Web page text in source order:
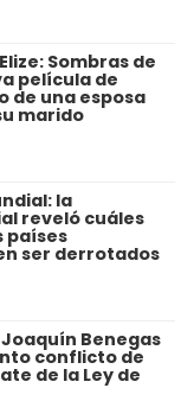
Sombras de
película de
de una esposa
marido
la
reveló cuáles
países
ser derrotados
Benegas
conflicto de
de la Ley de